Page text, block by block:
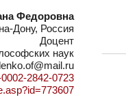
Федоровна
Дону, Россия
Доцент
наук
2842-0723